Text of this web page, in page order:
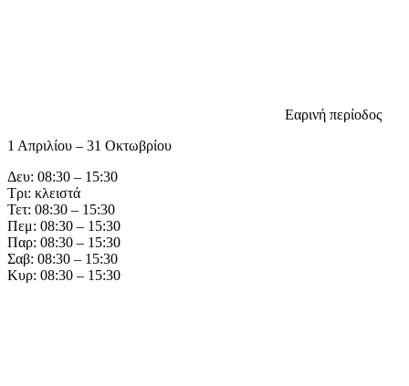
Εαρινή περίοδος
1 Απριλίου – 31 Οκτωβρίου
Δευ: 08:30 – 15:30
Τρι: κλειστά
Τετ: 08:30 – 15:30
Πεμ: 08:30 – 15:30
Παρ: 08:30 – 15:30
Σαβ: 08:30 – 15:30
Κυρ: 08:30 – 15:30